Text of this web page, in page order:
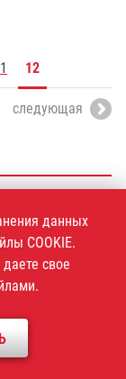
12
следующая
90 данных
COOKIE.
свое